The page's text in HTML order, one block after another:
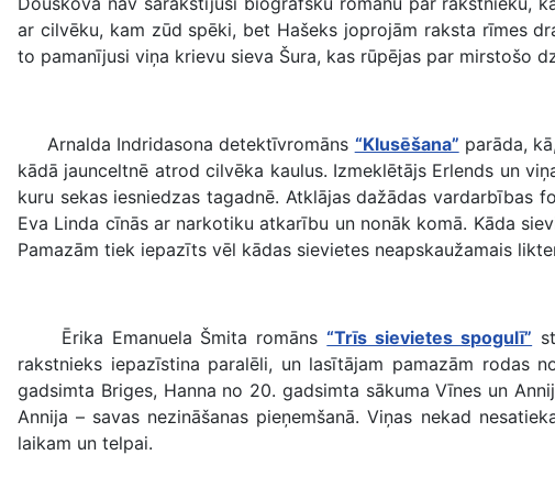
ar cilvēku, kam zūd spēki, bet Hašeks joprojām raksta rīmes
to pamanījusi viņa krievu sieva Šura, kas rūpējas par mirstošo
Arnalda Indridasona detektīvromāns “Klusēšana” parāda,
kādā jaunceltnē atrod cilvēka kaulus. Izmeklētājs Erlends un
kuru sekas iesniedzas tagadnē. Atklājas dažādas vardarbības
Eva Linda cīnās ar narkotiku atkarību un nonāk komā. Kāda
Pamazām tiek iepazīts vēl kādas sievietes neapskaužamais
Ērika Emanuela Šmita romāns“Trīs sievietes spogulī”
rakstnieks iepazīstina paralēli, un lasītājam pamazām rodas
gadsimta Briges, Hanna no 20. gadsimta sākuma Vīnes un
Annija – savas nezināšanas pieņemšanā. Viņas nekad
laikam un telpai.